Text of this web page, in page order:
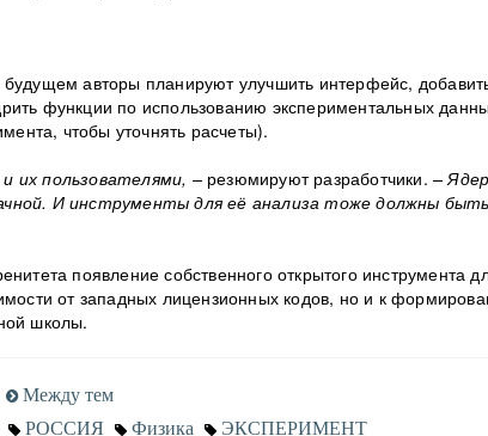
авторы планируют улучшить интерфейс,
функции по использованию экспериментальных
чтобы уточнять расчеты).
их пользователями, – резюмируют разработчики. –
И инструменты для её анализа тоже должны быть
появление собственного открытого инструмента
от западных лицензионных кодов, но и к
школы.
Между тем
РОССИЯ Физика ЭКСПЕРИМЕНТ